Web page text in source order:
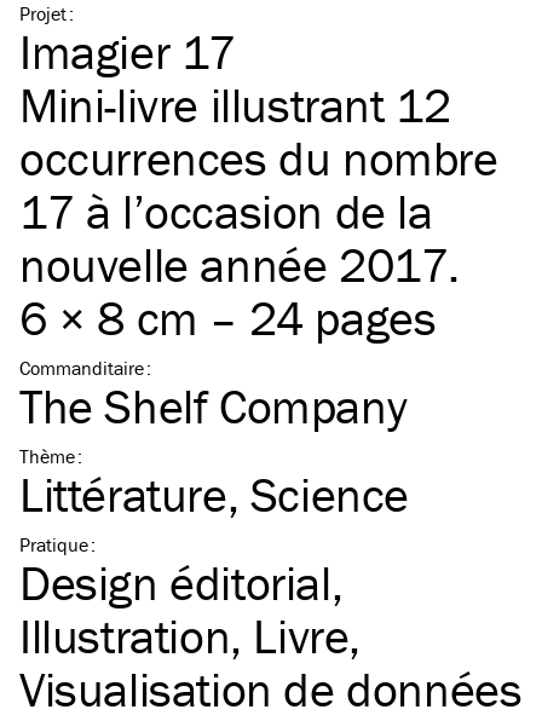
Projet:
Imagier 17
Mini-livre illustrant 12
occurrences du nombre
17 à l’occasion de la
nouvelle année 2017.
6 × 8 cm – 24 pages
Commanditaire:
The Shelf Company
Thème:
Littérature Science
Pratique:
Design éditorial
Illustration Livre
Visualisation de données